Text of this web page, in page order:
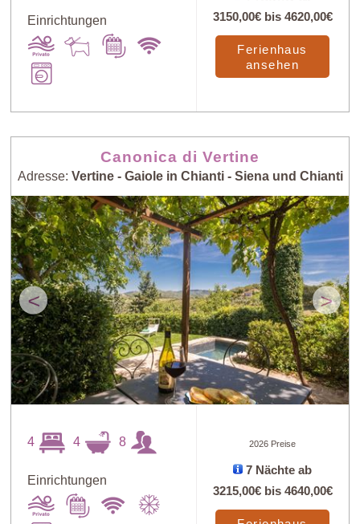
Einrichtungen
3150,00€bis 4620,00€
Ferienhaus
ansehen
Canonica di Vertine
Adresse: Vertine - Gaiole in Chianti - Siena und Chianti
< >
4 4 8
Einrichtungen
2026 Preise
7 Nächte ab
3215,00€bis 4640,00€